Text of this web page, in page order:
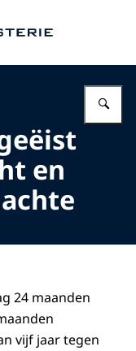
en
24 maanden
vijf jaar tegen